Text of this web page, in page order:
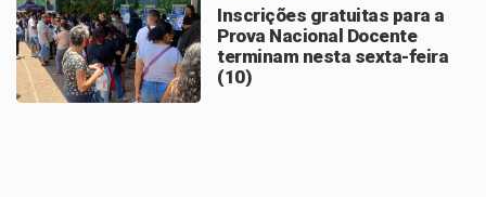
Inscrições gratuitas para a
Prova Nacional Docente
terminam nesta sexta-feira
(10)